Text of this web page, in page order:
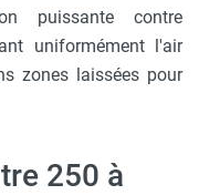
puissante contre
uniformément l'air
zones laissées pour
250 à